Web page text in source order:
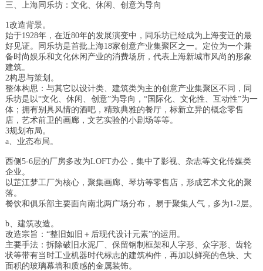
三、上海同乐坊：文化、休闲、创意为导向
1改造背景。
始于1928年，在近80年的发展演变中，同乐坊已经成为上海变迁的最
好见证。同乐坊是首批上海18家创意产业集聚区之一。定位为一个兼
备时尚娱乐和文化休闲产业的消费场所，代表上海新城市风尚的形象
建筑。
2构思与策划。
整体构思：与其它以设计类、建筑类为主的创意产业集聚区不同，同
乐坊是以“文化、休闲、创意”为导向，“国际化、文化性、互动性”为一
体；拥有别具风情的酒吧，精致典雅的餐厅，标新立异的概念零售
店，艺术前卫的画廊，文艺实验的小剧场等等。
3规划布局。
a、业态布局。
西侧5-6层的厂房多改为LOFT办公，集中了影视、杂志等文化传媒类
企业。
以芷江梦工厂为核心，聚集画廊、琴坊等零售店，形成艺术文化的聚
落。
餐饮和俱乐部主要面向南北两广场分布， 易于聚集人气，多为1-2层。
b、建筑改造。
改造宗旨：“整旧如旧＋后现代设计元素”的运用。
主要手法：拆除破旧水泥厂、保留钢制框架和人字形、众字形、齿轮
状等带有当时工业机器时代标志的建筑构件，再加以鲜亮的色块、大
面积的玻璃幕墙和质感的金属装饰。